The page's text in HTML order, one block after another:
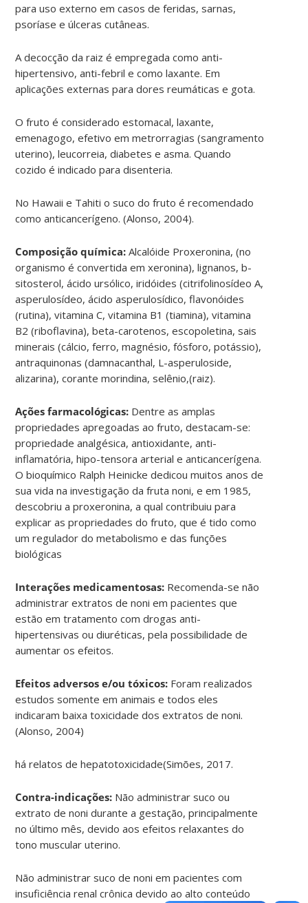
para uso externo em casos de feridas, sarnas,
psoríase e úlceras cutâneas.
A decocção da raiz é empregada como anti-
hipertensivo, anti-febril e como laxante. Em
aplicações externas para dores reumáticas e gota.
O fruto é considerado estomacal, laxante,
emenagogo, efetivo em metrorragias (sangramento
uterino), leucorreia, diabetes e asma. Quando
cozido é indicado para disenteria.
No Hawaii e Tahiti o suco do fruto é recomendado
como anticancerígeno. (Alonso, 2004).
Composição química:Alcalóide Proxeronina, (no
organismo é convertida em xeronina), lignanos, b-
sitosterol, ácido ursólico, iridóides (citrifolinosídeo A,
asperulosídeo, ácido asperulosídico, flavonóides
(rutina), vitamina C, vitamina B1 (tiamina), vitamina
B2 (riboflavina), beta-carotenos, escopoletina, sais
minerais (cálcio, ferro, magnésio, fósforo, potássio),
antraquinonas (damnacanthal, L-asperuloside,
alizarina), corante morindina, selênio,(raiz).
Ações farmacológicas: Dentre as amplas
propriedades apregoadas ao fruto, destacam-se:
propriedade analgésica, antioxidante, anti-
inflamatória, hipo-tensora arterial e anticancerígena.
O bioquímico Ralph Heinicke dedicou muitos anos de
sua vida na investigação da fruta noni, e em 1985,
descobriu a proxeronina, a qual contribuiu para
explicar as propriedades do fruto, que é tido como
um regulador do metabolismo e das funções
biológicas
Interações medicamentosas: Recomenda-se não
administrar extratos de noni em pacientes que
estão em tratamento com drogas anti-
hipertensivas ou diuréticas, pela possibilidade de
aumentar os efeitos.
Efeitos adversos e/ou tóxicos: Foram realizados
estudos somente em animais e todos eles
indicaram baixa toxicidade dos extratos de noni.
(Alonso, 2004)
há relatos de hepatotoxicidade(Simões, 2017.
Contra-indicações: Não administrar suco ou
extrato de noni durante a gestação, principalmente
no último mês, devido aos efeitos relaxantes do
tono muscular uterino.
Não administrar suco de noni em pacientes com
insuficiência renal crônica devido ao alto conteúdo